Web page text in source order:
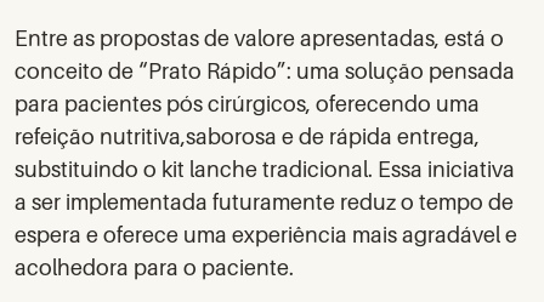
Entre as propostas de valore apresentadas, está o
conceito de “Prato Rápido”: uma solução pensada
para pacientes pós cirúrgicos, oferecendo uma
refeição nutritiva,saborosa e de rápida entrega,
substituindo o kit lanche tradicional. Essa iniciativa
a ser implementada futuramente reduz o tempo de
espera e oferece uma experiência mais agradável e
acolhedora para o paciente.